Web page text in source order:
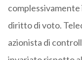
diritto di voto.
azionista di